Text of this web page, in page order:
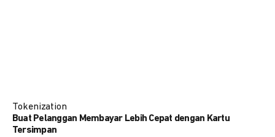
Tokenization
Buat Pelanggan Membayar Lebih Cepat dengan Kartu
Tersimpan